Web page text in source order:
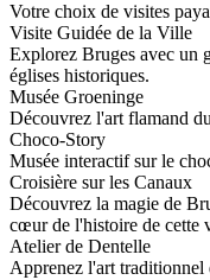
Votre choix de visites
Visite Guidée de la Ville
Explorez Bruges avec un
églises historiques.
Musée Groeninge
Découvrez l'art flamand
Choco-Story
Musée interactif sur le
Croisière sur les Canaux
Découvrez la magie de
cœur de l'histoire de cette
Atelier de Dentelle
Apprenez l'art traditionnel